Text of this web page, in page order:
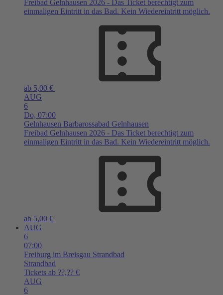
Freibad Gelnhausen 2026 - Das Ticket berechtigt zum
einmaligen Eintritt in das Bad. Kein Wiedereintritt möglich.
ab 5,00 €
AUG
6
Do, 07:00
Gelnhausen Barbarossabad Gelnhausen
Freibad Gelnhausen 2026 - Das Ticket berechtigt zum
einmaligen Eintritt in das Bad. Kein Wiedereintritt möglich.
ab 5,00 €
AUG
6
07:00
Freiburg im Breisgau Strandbad
Strandbad
Tickets ab ??,?? €
AUG
6